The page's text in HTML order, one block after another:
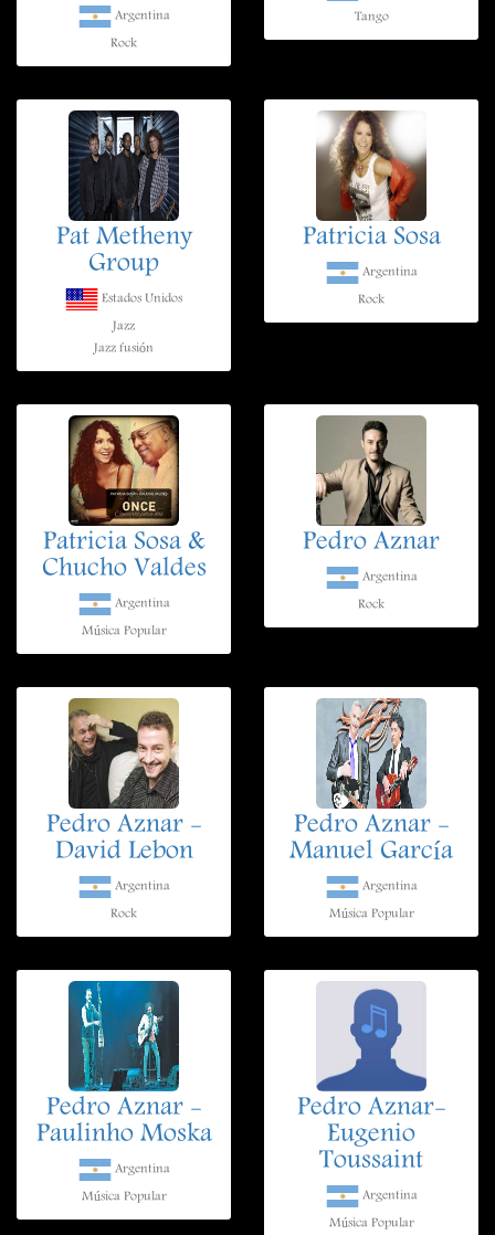
Argentina
Rock
Tango
Pat Metheny
Group
Estados Unidos
Jazz
Jazz fusión
Patricia Sosa
Argentina
Rock
Patricia Sosa &
Chucho Valdes
Argentina
Música Popular
Pedro Aznar
Argentina
Rock
Pedro Aznar -
David Lebon
Argentina
Rock
Pedro Aznar -
Manuel García
Argentina
Música Popular
Pedro Aznar -
Paulinho Moska
Argentina
Música Popular
Pedro Aznar-
Eugenio
Toussaint
Argentina
Música Popular